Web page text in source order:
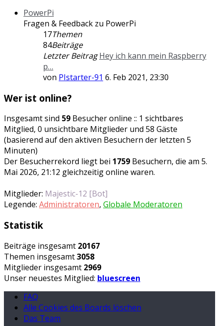
PowerPi
Fragen & Feedback zu PowerPi
17Themen
84Beiträge
Letzter Beitrag Hey ich kann mein Raspberry
p…
von PIstarter-91 6. Feb 2021, 23:30
Wer ist online?
Insgesamt sind 59 Besucher online :: 1 sichtbares
Mitglied, 0 unsichtbare Mitglieder und 58 Gäste
(basierend auf den aktiven Besuchern der letzten 5
Minuten)
Der Besucherrekord liegt bei 1759 Besuchern, die am 5.
Mai 2026, 21:12 gleichzeitig online waren.
Mitglieder: Majestic-12 [Bot]
Legende: Administratoren, Globale Moderatoren
Statistik
Beiträge insgesamt 20167
Themen insgesamt3058
Mitglieder insgesamt 2969
Unser neuestes Mitglied: bluescreen
FAQ
Alle Cookies des Boards löschen
Das Team